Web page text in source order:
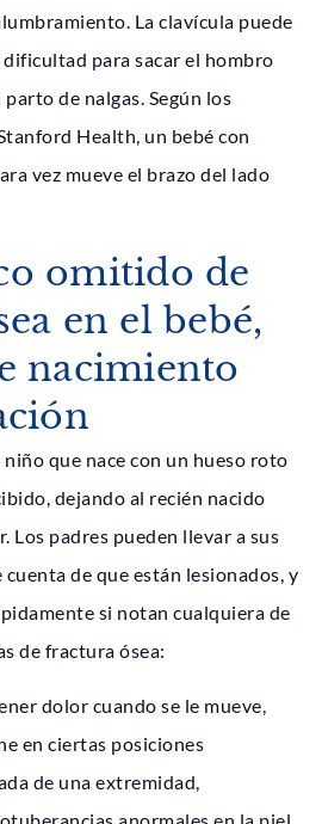
La clavícula puede
para sacar el hombro
de nalgas. Según los
Health, un bebé con
vez mueve el brazo del lado
omitido de
en el bebé,
nacimiento
que nace con un hueso roto
dejando al recién nacido
Los padres pueden llevar a sus
cuenta de que están lesionados, y
si notan cualquiera de
de fractura ósea:
dolor cuando se le mueve,
en ciertas posiciones
de una extremidad,